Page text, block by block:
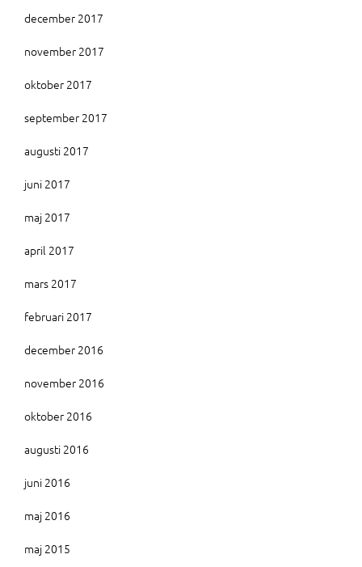
december 2017
november 2017
oktober 2017
september 2017
augusti 2017
juni 2017
maj 2017
april 2017
mars 2017
februari 2017
december 2016
november 2016
oktober 2016
augusti 2016
juni 2016
maj 2016
maj 2015